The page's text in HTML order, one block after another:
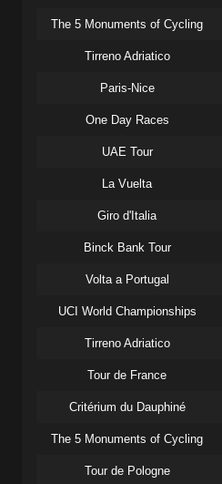
The 5 Monuments of Cycling
Tirreno Adriatico
Paris-Nice
One Day Races
UAE Tour
La Vuelta
Giro d'Italia
Binck Bank Tour
Volta a Portugal
UCI World Championships
Tirreno Adriatico
Tour de France
Critérium du Dauphiné
The 5 Monuments of Cycling
Tour de Pologne